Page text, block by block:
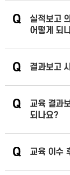
Q
실적보고
어떻게 되
Q 결과보고
Q
교육 결과
되나요?
Q 교육 이수